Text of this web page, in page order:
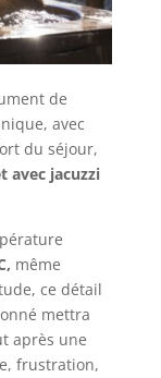
de
avec
du séjour,
avec jacuzzi
même
ce détail
mettra
après une
frustration,